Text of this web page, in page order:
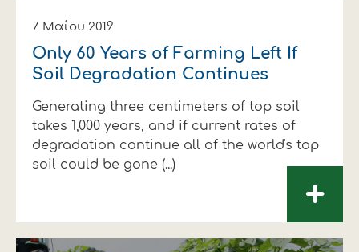
7 Μαΐου 2019
Only 60 Years of Farming Left If
Soil Degradation Continues
Generating three centimeters of top soil
takes 1,000 years, and if current rates of
degradation continue all of the world's top
soil could be gone (...)
+